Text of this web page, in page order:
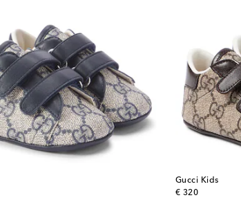
Gucci Kids
€ 320
original price